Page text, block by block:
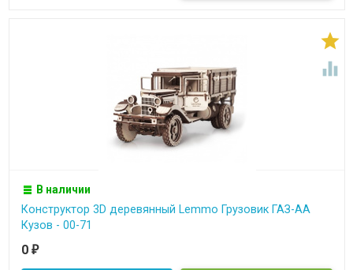


В наличии
Конструктор 3D деревянный Lemmo Грузовик ГАЗ-АА
Кузов - 00-71
0 ₽